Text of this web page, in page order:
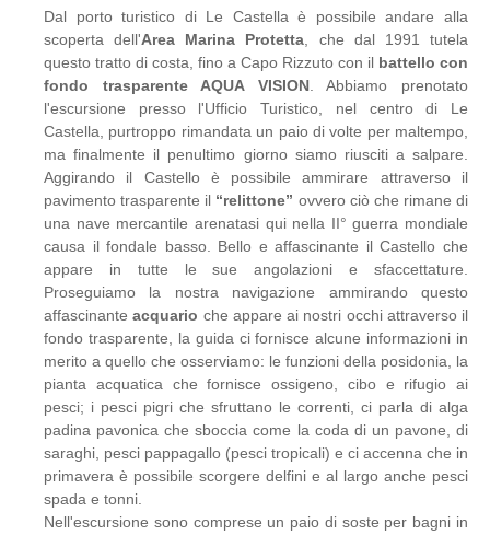
Dal porto turistico di Le Castella è possibile andare alla
scoperta dell'Area Marina Protetta, che dal 1991 tutela
questo tratto di costa, fino a Capo Rizzuto con il battello con
fondo trasparente AQUA VISION. Abbiamo prenotato
l'escursione presso l'Ufficio Turistico, nel centro di Le
Castella, purtroppo rimandata un paio di volte per maltempo,
ma finalmente il penultimo giorno siamo riusciti a salpare.
Aggirando il Castello è possibile ammirare attraverso il
pavimento trasparente il “relittone” ovvero ciò che rimane di
una nave mercantile arenatasi qui nella II° guerra mondiale
causa il fondale basso. Bello e affascinante il Castello che
appare in tutte le sue angolazioni e sfaccettature.
Proseguiamo la nostra navigazione ammirando questo
affascinante acquario che appare ai nostri occhi attraverso il
fondo trasparente, la guida ci fornisce alcune informazioni in
merito a quello che osserviamo: le funzioni della posidonia, la
pianta acquatica che fornisce ossigeno, cibo e rifugio ai
pesci; i pesci pigri che sfruttano le correnti, ci parla di alga
padina pavonica che sboccia come la coda di un pavone, di
saraghi, pesci pappagallo (pesci tropicali) e ci accenna che in
primavera è possibile scorgere delfini e al largo anche pesci
spada e tonni.
Nell'escursione sono comprese un paio di soste per bagni in